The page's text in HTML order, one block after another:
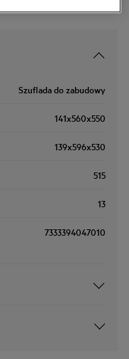
Szuflada do zabudowy
141x560x550
139x596x530
515
13
7333394047010